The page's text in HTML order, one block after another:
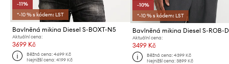
-11%
*-10 % s kódem: LST
Bavlněná mikina Diesel S-BOXT-N5
Aktuální cena:
3699 Kč
Běžná cena:4699 Kč
Nejnižší cena:4199 Kč
-10%
*-10 % s kódem: LST
Aktuální cena:
3499 Kč
Běžná cena: 4399 Kč
Nejnižší cena: 3899 Kč